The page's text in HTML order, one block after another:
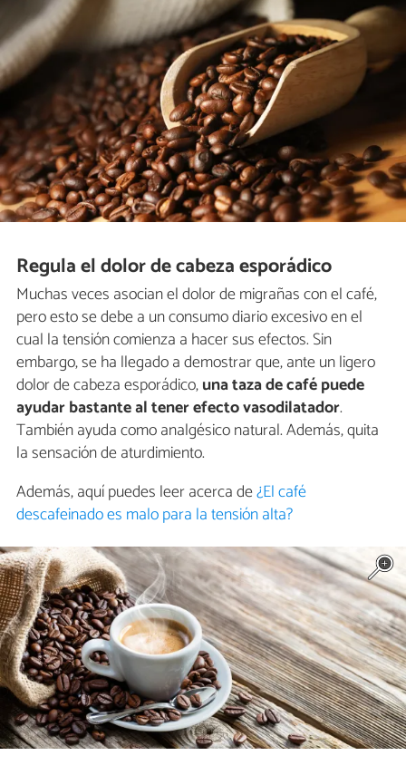
Regula el dolor de cabeza esporádico
Muchas veces asocian el dolor de migrañas con el café,
pero esto se debe a un consumo diario excesivo en el
cual la tensión comienza a hacer sus efectos. Sin
embargo, se ha llegado a demostrar que, ante un ligero
dolor de cabeza esporádico,una taza de café puede
ayudar bastante al tener efecto vasodilatador.
También ayuda como analgésico natural. Además, quita
la sensación de aturdimiento.
Además, aquí puedes leer acerca de¿El café
descafeinado es malo para la tensión alta?